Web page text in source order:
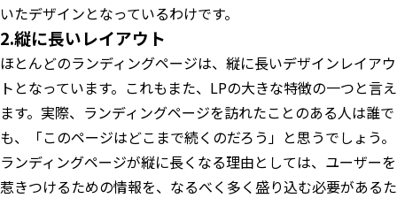
いたデザインとなっているわけです。
2.縦に長いレイアウト
ほとんどのランディングページは、縦に長いデザインレイアウ
トとなっています。これもまた、LPの大きな特徴の一つと言え
ます。実際、ランディングページを訪れたことのある人は誰で
も、「このページはどこまで続くのだろう」と思うでしょう。
ランディングページが縦に長くなる理由としては、ユーザーを
惹きつけるための情報を、なるべく多く盛り込む必要があるた